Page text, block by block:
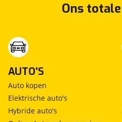
Ons
AUTO'S
Auto kopen
Elektrische auto's
Hybride auto's